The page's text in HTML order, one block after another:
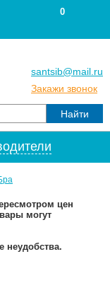
santsib@mail.ru
Закажи звонок
0
цен
могут
неудобства.